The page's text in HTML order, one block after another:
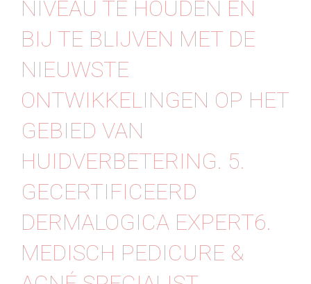
NIVEAU TE HOUDEN EN
BIJ TE BLIJVEN MET DE
NIEUWSTE
ONTWIKKELINGEN OP HET
GEBIED VAN
HUIDVERBETERING. 5.
GECERTIFICEERD
DERMALOGICA EXPERT6.
MEDISCH PEDICURE &